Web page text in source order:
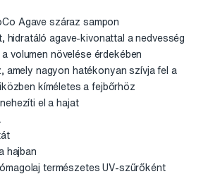
Agave száraz sampon
hidratáló agave-kivonattal a nedvesség
volumen növelése érdekében
amely nagyon hatékonyan szívja fel a
kíméletes a fejbőrhöz
el a hajat
hajban
természetes UV-szűrőként